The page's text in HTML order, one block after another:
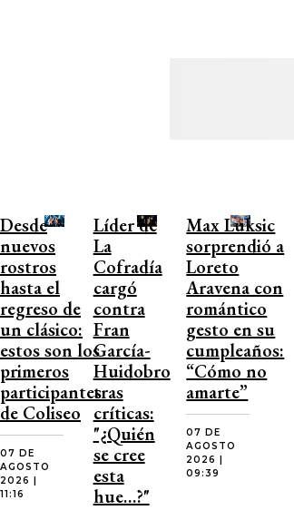
Desde
nuevos
rostros
hasta el
regreso de
un clásico:
estos son los
primeros
participantes
de Coliseo
07 DE
AGOSTO
2026 |
11:16
Líder de
La
Cofradía
cargó
contra
Fran
García-
Huidobro
tras
críticas:
"¿Quién
se cree
esta
hue…?"
Max Luksic
sorprendió a
Loreto
Aravena con
romántico
gesto en su
cumpleaños:
“Cómo no
amarte”
07 DE
AGOSTO
2026 |
09:39